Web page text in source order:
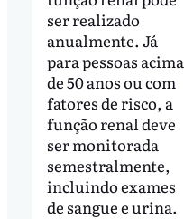
ser realizado
anualmente. Já
para pessoas acima
de 50 anos ou com
fatores de risco, a
função renal deve
ser monitorada
semestralmente,
incluindo exames
de sangue e urina.